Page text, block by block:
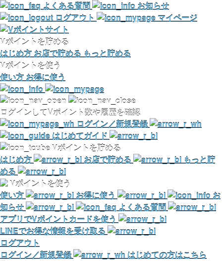
よくある質問
お知らせ
ログアウト
マイページ
Vポイントを貯める
はじめ方 お店で貯める もっと貯める
Vポイントを使う
使い方 お得に使う
ログインしてVポイント数や履歴を確認
ログイン／新規登録
はじめてガイド
Vポイントを貯める
はじめ方
お店で貯める
もっと貯
める
Vポイントを使う
使い方
お得に使う
お
知らせ
よくある質問
アプリでVポイントカードを使う
LINEでお得な情報を受け取る
ログアウト
ログイン／新規登録
はじめての方はこちら